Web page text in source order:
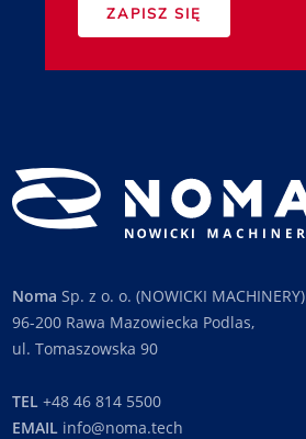
ZAPISZ SIĘ
Noma Sp. z o. o. (NOWICKI MACHINERY)
96-200 Rawa Mazowiecka Podlas,
ul. Tomaszowska 90
TEL +48 46 814 5500
EMAIL info@noma.tech